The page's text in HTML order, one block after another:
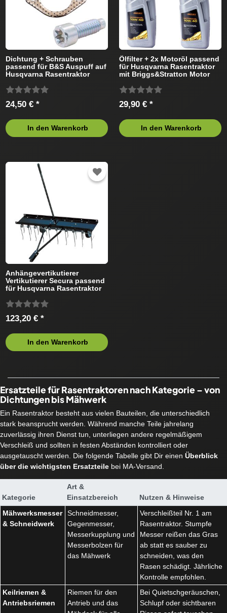
Dichtung + Schrauben
passend für B&S Auspuff auf
Husqvarna Rasentraktor
24,50 € *
In den Warenkorb
Ölfilter + 2x Motoröl passend
für Husqvarna Rasentraktor
mit Briggs&Stratton Motor
29,90 € *
In den Warenkorb
Anhängevertikutierer
Vertikutierer Secura passend
für Husqvarna Rasentraktor
123,20 € *
In den Warenkorb
Ersatzteile für Rasentraktoren nach Kategorie – von
Dichtungen bis Mähwerk
Ein Rasentraktor besteht aus vielen Bauteilen, die unterschiedlich
stark beansprucht werden. Während manche Teile jahrelang
zuverlässig ihren Dienst tun, unterliegen andere regelmäßigem
Verschleiß und sollten in festen Abständen kontrolliert oder
ausgetauscht werden. Die folgende Tabelle gibt Dir einen Überblick
über die wichtigsten Ersatzteile bei MA-Versand.
Kategorie
Art &
Einsatzbereich
Nutzen & Hinweise
Mähwerksmesser
& Schneidwerk
Schneidmesser,
Gegenmesser,
Messerkupplung und
Messerbolzen für
das Mähwerk
Verschleißteil Nr. 1 am
Rasentraktor. Stumpfe
Messer reißen das Gras
ab statt es sauber zu
schneiden, was den
Rasen schädigt. Jährliche
Kontrolle empfohlen.
Keilriemen &
Antriebsriemen
Riemen für den
Antrieb und das
Bei Quietschgeräuschen,
Schlupf oder sichtbaren